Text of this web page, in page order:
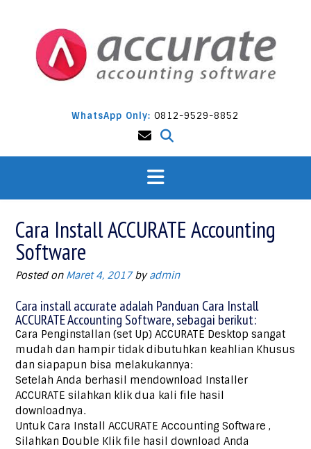
WhatsApp Only: 0812-9529-8852
Cara Install ACCURATE Accounting
Software
Posted on Maret 4, 2017byadmin
Cara install accurate adalah Panduan Cara Install
ACCURATE Accounting Software, sebagai berikut:
Cara Penginstallan (set Up) ACCURATE Desktop sangat
mudah dan hampir tidak dibutuhkan keahlian Khusus
dan siapapun bisa melakukannya:
Setelah Anda berhasil mendownload Installer
ACCURATE silahkan klik dua kali file hasil
downloadnya.
Untuk Cara Install ACCURATE Accounting Software ,
Silahkan Double Klik file hasil download Anda